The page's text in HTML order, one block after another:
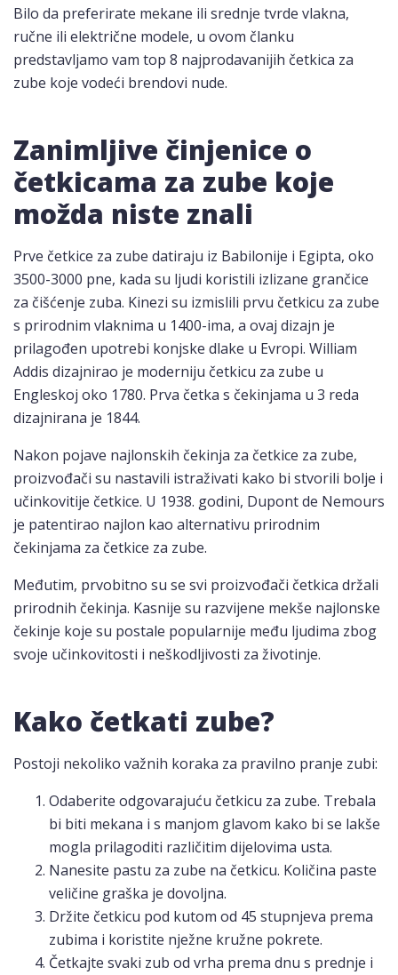
Bilo da preferirate mekane ili srednje tvrde vlakna,
ručne ili električne modele, u ovom članku
predstavljamo vam top 8 najprodavanijih četkica za
zube koje vodeći brendovi nude.
Zanimljive činjenice o
četkicama za zube koje
možda niste znali
Prve četkice za zube datiraju iz Babilonije i Egipta, oko
3500-3000 pne, kada su ljudi koristili izlizane grančice
za čišćenje zuba. Kinezi su izmislili prvu četkicu za zube
s prirodnim vlaknima u 1400-ima, a ovaj dizajn je
prilagođen upotrebi konjske dlake u Evropi. William
Addis dizajnirao je moderniju četkicu za zube u
Engleskoj oko 1780. Prva četka s čekinjama u 3 reda
dizajnirana je 1844.
Nakon pojave najlonskih čekinja za četkice za zube,
proizvođači su nastavili istraživati kako bi stvorili bolje i
učinkovitije četkice. U 1938. godini, Dupont de Nemours
je patentirao najlon kao alternativu prirodnim
čekinjama za četkice za zube.
Međutim, prvobitno su se svi proizvođači četkica držali
prirodnih čekinja. Kasnije su razvijene mekše najlonske
čekinje koje su postale popularnije među ljudima zbog
svoje učinkovitosti i neškodljivosti za životinje.
Kako četkati zube?
Postoji nekoliko važnih koraka za pravilno pranje zubi:
Odaberite odgovarajuću četkicu za zube. Trebala
bi biti mekana i s manjom glavom kako bi se lakše
mogla prilagoditi različitim dijelovima usta.
Nanesite pastu za zube na četkicu. Količina paste
veličine graška je dovoljna.
Držite četkicu pod kutom od 45 stupnjeva prema
zubima i koristite nježne kružne pokrete.
Četkajte svaki zub od vrha prema dnu s prednje i